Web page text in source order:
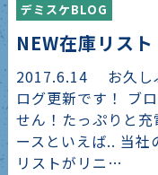
デミスケBLOG
NEW在庫リスト
2017.6.14 お久し
ログ更新です！ ブ
せん！たっぷりと
ースといえば.. 当
リストがリニ…